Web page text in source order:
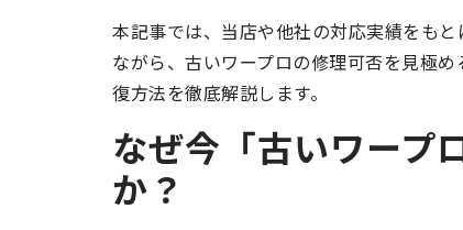
本記事では、当店や他社の対応実績をも
ながら、古いワープロの修理可否を見極
復方法を徹底解説します。
なぜ今「古いワープ
か？